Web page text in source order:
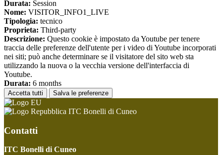
Durata: Session
Nome: VISITOR_INFO1_LIVE
Tipologia: tecnico
Proprieta: Third-party
Descrizione: Questo cookie è impostato da Youtube per tenere
traccia delle preferenze dell'utente per i video di Youtube incorporati
nei siti; può anche determinare se il visitatore del sito web sta
utilizzando la nuova o la vecchia versione dell'interfaccia di
Youtube.
Durata: 6 months
Accetta tutti Salva le preferenze
ITC Bonelli di Cuneo
Contatti
ITC Bonelli di Cuneo